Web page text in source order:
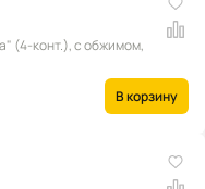
(4-конт.), с обжимом,
В корзину